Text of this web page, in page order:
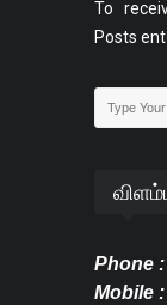
To
Posts
Phone :
Mobile :